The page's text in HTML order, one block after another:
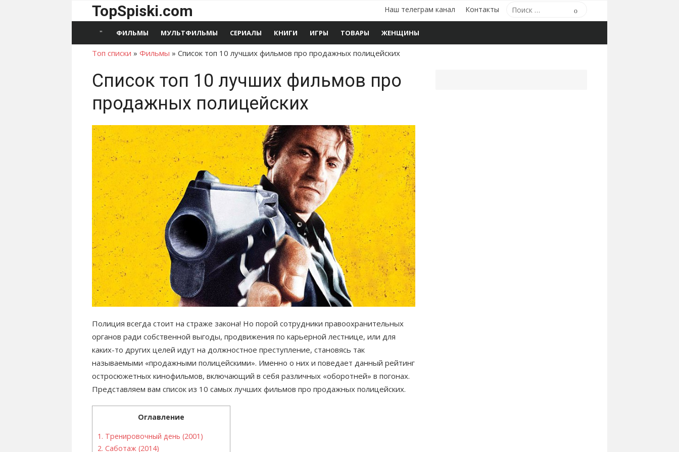
TopSpiski.com
Поиск
по:
Наш телеграм канал Контакты
ФИЛЬМЫ МУЛЬТФИЛЬМЫ СЕРИАЛЫ КНИГИ ИГРЫ ТОВАРЫ ЖЕНЩИНЫ
Топ списки » Фильмы » Список топ 10 лучших фильмов про продажных полицейских
Список топ 10 лучших фильмов про
продажных полицейских
Полиция всегда стоит на страже закона! Но порой сотрудники правоохранительных
органов ради собственной выгоды, продвижения по карьерной лестнице, или для
каких-то других целей идут на должностное преступление, становясь так
называемыми «продажными полицейскими». Именно о них и поведает данный рейтинг
остросюжетных кинофильмов, включающий в себя различных «оборотней» в погонах.
Представляем вам список из 10 самых лучших фильмов про продажных полицейских.
Оглавление
1. Тренировочный день (2001)
2. Саботаж (2014)